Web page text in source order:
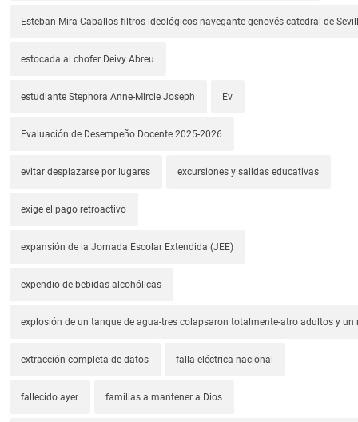
Esteban Mira Caballos-filtros ideológicos-navegante genovés-catedral de
estocada al chofer Deivy Abreu
estudiante Stephora Anne-Mircie Joseph Ev
Evaluación de Desempeño Docente 2025-2026
evitar desplazarse por lugares excursiones y salidas educativas
exige el pago retroactivo
expansión de la Jornada Escolar Extendida (JEE)
expendio de bebidas alcohólicas
explosión de un tanque de agua-tres colapsaron totalmente-atro adultos y un
extracción completa de datos falla eléctrica nacional
fallecido ayer familias a mantener a Dios